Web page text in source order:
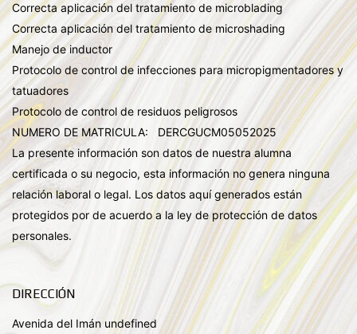
Correcta aplicación del tratamiento de microblading
Correcta aplicación del tratamiento de microshading
Manejo de inductor
Protocolo de control de infecciones para micropigmentadores y
tatuadores
Protocolo de control de residuos peligrosos
NUMERO DE MATRICULA: DERCGUCM05052025
La presente información son datos de nuestra alumna
certificada o su negocio, esta información no genera ninguna
relación laboral o legal. Los datos aquí generados están
protegidos por de acuerdo a la ley de protección de datos
personales.
DIRECCIÓN
Avenida del Imán undefined